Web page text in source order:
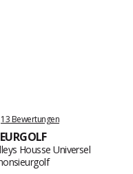
13 Bewertungen
Housse Universel